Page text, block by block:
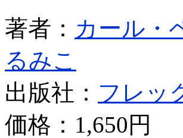
著者： カール・
るみこ
出版社： フレッ
価格： 1,650円